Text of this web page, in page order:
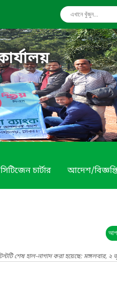
সিটিজেন চার্টার আদেশ/
শেষ হাল-নাগাদ করা হয়েছে: মঙ্গলবার,